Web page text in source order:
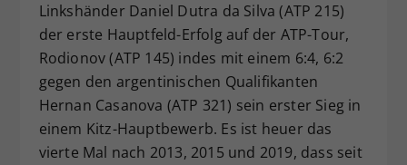
Linkshänder Daniel Dutra da Silva (ATP 215)
der erste Hauptfeld-Erfolg auf der ATP-Tour,
Rodionov (ATP 145) indes mit einem 6:4, 6:2
gegen den argentinischen Qualifikanten
Hernan Casanova (ATP 321) sein erster Sieg in
einem Kitz-Hauptbewerb. Es ist heuer das
vierte Mal nach 2013, 2015 und 2019, dass seit